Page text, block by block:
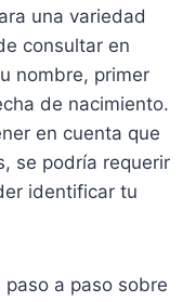
una variedad
consultar en
nombre, primer
de nacimiento.
en cuenta que
se podría requerir
identificar tu
a paso sobre